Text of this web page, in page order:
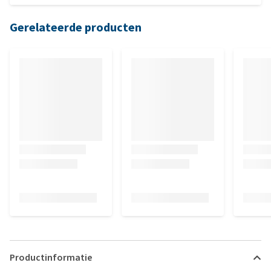
Gerelateerde producten
Productinformatie